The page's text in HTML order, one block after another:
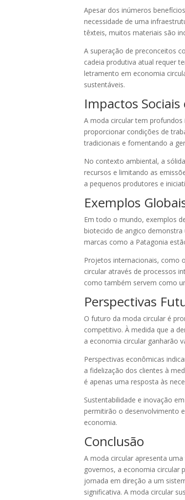
Apesar dos inúmeros
necessidade de uma
têxteis, muitos materiais são
A superação de preconceitos
cadeia produtiva atual requer
letramento em economia
sustentáveis.
Impactos
A moda circular tem
proporcionar condições de
tradicionais e fomentando a
No contexto ambiental, a
recursos e limitando as
a pequenos produtores e
Exemplos
Em todo o mundo, exemplos
biotecido de angico demonstra
marcas como a Patagonia
Projetos internacionais, como
circular através de processos
como também servem como
Perspectivas
O futuro da moda circular é
competitivo. À medida que a
a economia circular ganharão
Perspectivas econômicas
a fidelização dos clientes à
é apenas uma resposta às
Sustentabilidade e inovação
permitirão o desenvolvimento
economia.
Conclusão
A moda circular apresenta
governos, a economia circular
jornada em direção a um
significativa. A moda circular